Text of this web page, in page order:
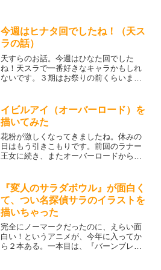
った新作も楽しみです♪狼と香...
今週はヒナタ回でしたね！（天ス
ラの話）
天すらのお話。今週はひなた回でした
ね！天スラで一番好きなキャラかもしれ
ないです。３期はお祭りの前くらいまで
ひなた回！イラストを描こう！！と思っ
て下書きまではしたんですが...
イビルアイ（オーバーロード）を
描いてみた
花粉が激しくなってきましたね。休みの
日はもう引きこもりです。前回のラナー
王女に続き、またオーバーロードからイ
ゃくちゃ強いはずなのに、ナザリック勢
相手だと厳しいですね。も...
『変人のサラダボウル』が面白く
て、つい名探偵サラのイラストを
描いちゃった
完全にノーマークだったのに、えらい面
白い！というアニメが、今年に入ってか
ら２本ある。一本目は、『バーンブレイ